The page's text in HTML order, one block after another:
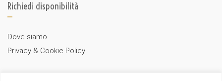
Richiedi disponibilità
Dove siamo
Privacy & Cookie Policy